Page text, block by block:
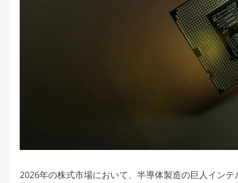
2026年の株式市場において、半導体製造の巨人イン